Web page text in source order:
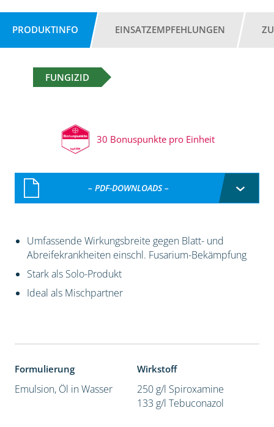
PRODUKTINFO EINSATZEMPFEHLUNGEN
FUNGIZID
30 Bonuspunkte pro Einheit
– PDF-DOWNLOADS –
Umfassende Wirkungsbreite gegen Blatt- und
Abreifekrankheiten einschl. Fusarium-Bekämpfung
Stark als Solo-Produkt
Ideal als Mischpartner
Formulierung
Emulsion, Öl in Wasser
Wirkstoff
250 g/l Spiroxamine
133 g/l Tebuconazol